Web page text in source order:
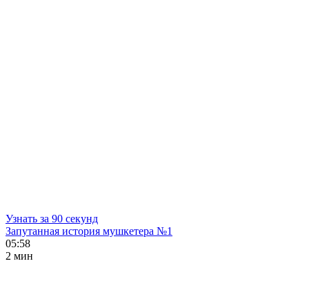
Узнать за 90 секунд
Запутанная история мушкетера №1
05:58
2 мин